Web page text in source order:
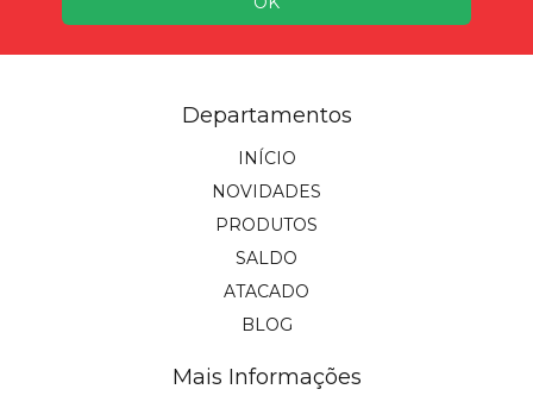
Departamentos
INÍCIO
NOVIDADES
PRODUTOS
SALDO
ATACADO
BLOG
Mais Informações